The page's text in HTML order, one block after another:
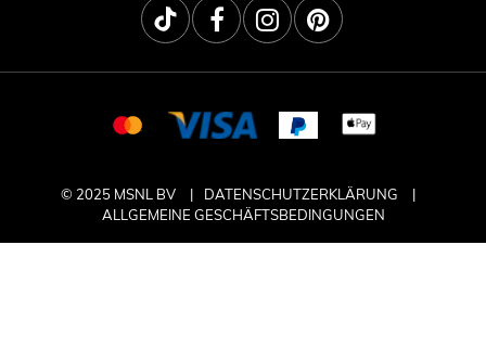
© 2025 MSNL BV
DATENSCHUTZERKLÄRUNG
ALLGEMEINE GESCHÄFTSBEDINGUNGEN